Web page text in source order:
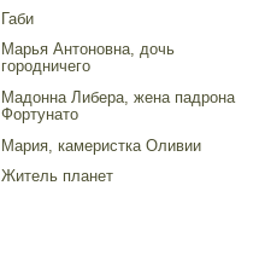
Габи
Марья Антоновна, дочь
городничего
Мадонна Либера, жена падрона
Фортунато
Мария, камеристка Оливии
Житель планет